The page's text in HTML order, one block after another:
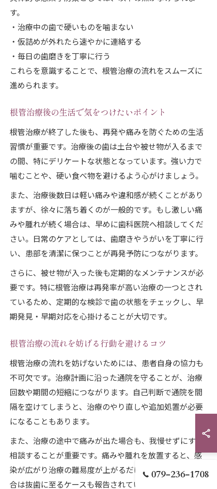
す。
・治療中の歯で硬いものを噛まない
・仮詰めが外れたら速やかに連絡する
・毎日の歯磨きを丁寧に行う
これらを意識することで、根管治療の流れをスムーズに
進められます。
根管治療後の生活で気をつけたいポイント
根管治療が終了した後も、再発や痛みを防ぐための生活
習慣が重要です。治療後の歯は土台や被せ物が入るまで
の間、特にデリケートな状態となっています。強い力で
噛むことや、硬い食べ物を避けるよう心がけましょう。
また、治療後数日は軽い痛みや違和感が続くことがあり
ますが、徐々に落ち着くのが一般的です。もし激しい痛
みや腫れが続く場合は、早めに歯科医院へ相談してくだ
さい。日常のケアとしては、歯磨きやうがいを丁寧に行
い、患部を清潔に保つことが再発予防につながります。
さらに、被せ物が入った後も定期的なメンテナンスが必
要です。特に根管治療は再発率が高い治療の一つとされ
ているため、定期的な検診で歯の状態をチェックし、早
期発見・早期対応を心掛けることが大切です。
根管治療の流れを妨げる行動を避けるコツ
根管治療の流れを妨げないためには、患者自身の協力も
不可欠です。治療計画に沿った通院を守ることが、治療
回数や期間の短縮につながります。自己判断で通院を間
隔を空けてしまうと、治療のやり直しや追加処置が必要
になることもあります。
また、治療の途中で痛みが出た場合も、我慢せずにすぐ
相談することが重要です。痛みや腫れを放置すると、感
染が広がり治療の難易度が上がるだけでなく、最悪の場
合は抜歯に至るケースも報告されています。
079-236-1708